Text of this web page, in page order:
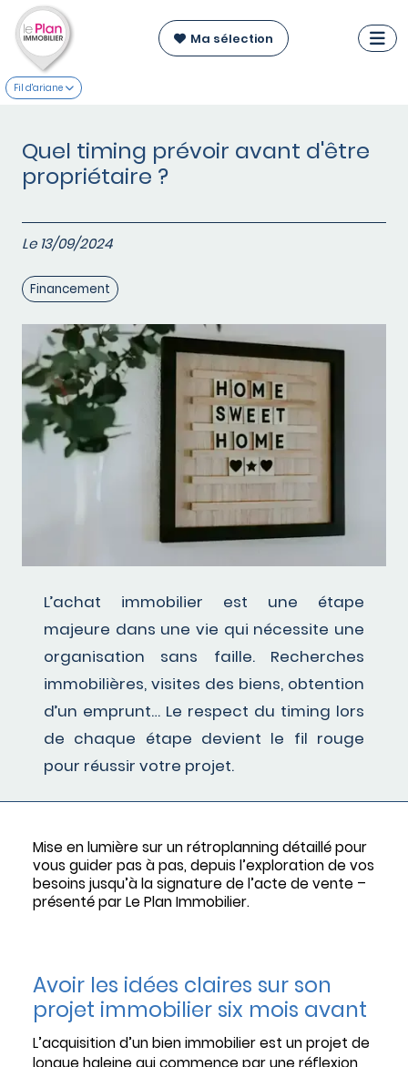
Ma sélection
Fil d'ariane
Quel timing prévoir avant d'être
propriétaire ?
Le 13/09/2024
Financement
L’achat immobilier est une étape
majeure dans une vie qui nécessite une
organisation sans faille. Recherches
immobilières, visites des biens, obtention
d’un emprunt… Le respect du timing lors
de chaque étape devient le fil rouge
pour réussir votre projet.
Mise en lumière sur un rétroplanning détaillé pour
vous guider pas à pas, depuis l’exploration de vos
besoins jusqu’à la signature de l’acte de vente –
présenté par Le Plan Immobilier.
Avoir les idées claires sur son
projet immobilier six mois avant
L’acquisition d’un bien immobilier est un projet de